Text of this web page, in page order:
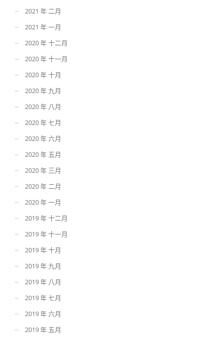
2021 年 二月
2021 年 一月
2020 年 十二月
2020 年 十一月
2020 年 十月
2020 年 九月
2020 年 八月
2020 年 七月
2020 年 六月
2020 年 五月
2020 年 三月
2020 年 二月
2020 年 一月
2019 年 十二月
2019 年 十一月
2019 年 十月
2019 年 九月
2019 年 八月
2019 年 七月
2019 年 六月
2019 年 五月